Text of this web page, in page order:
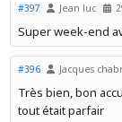
#397 Jean luc
Super week-end
#396 Jacques
Très bien, bon
tout était parfair